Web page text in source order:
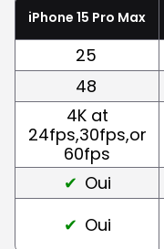
iPhone 15 Pro Max
25
48
4K at
24fps,30fps,or
60fps
Oui
Oui